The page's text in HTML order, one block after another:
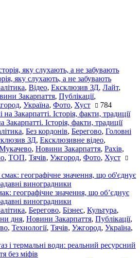
яку слухають, а не забувають
, Відео, Ексклюзив ЗД, Лайт,
Закарпаття, Публікації,
, Україна, Фото, Хуст 784
Історія, факти, традиції
, Без кордонів, Берегово, Головні
ЗД, Ексклюзивне відео,
, Новини Закарпаття, Рахів,
, ТОП, Тячів, Ужгород, Фото, Хуст
географічне значення, що об’єднує
виноградники
, Берегово, Бізнес, Культура,
дня, Новини Закарпаття, Публікації,
, Технології, Тячів, Ужгород, Україна,